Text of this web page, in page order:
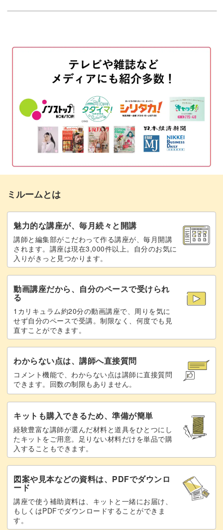
ミルームとは
魅力的な講座が、毎月続々と開講
講師と編集部がこだわって作る講座が、毎月開講
されます。講座は現在3,000件以上。自分のお気に
入りがきっと見つかります。
動画講座だから、自分のペースで受けられ
る
1カリキュラム約20分の動画講座で、周りを気に
せず自分のペースで受講。制限なく、何度でも見
直すことができます。
わからない点は、講師へ直接質問
コメント機能で、わからない点は講師に直接質問
できます。回数の制限もありません。
キットも購入できるため、準備が簡単
経験豊富な講師が選んだ材料と道具をひとつにし
たキットをご用意。足りない材料だけを単品で購
入することもできます。
図案や見本などの資料は、PDFでダウンロ
ード
講座で使う補助資料は、キットと一緒にお届け、
もしくはPDFでダウンロードすることができま
す。